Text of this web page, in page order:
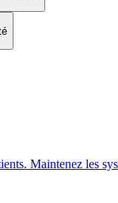
Maintenez les